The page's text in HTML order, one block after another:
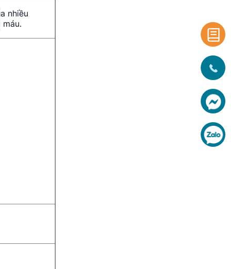
nhiều